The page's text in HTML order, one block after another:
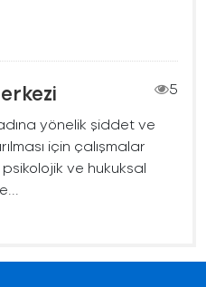
5
yönelik şiddet ve
için çalışmalar
ve hukuksal